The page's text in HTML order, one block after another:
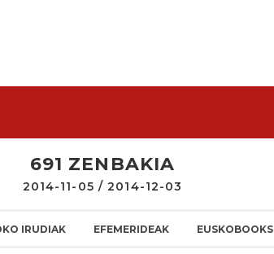
691 ZENBAKIA
2014-11-05 / 2014-12-03
IRUDIAK EFEMERIDEAK EUSKOBOOKS